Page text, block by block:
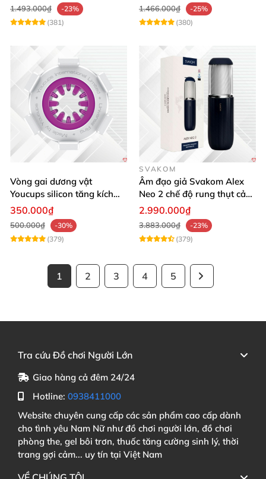
1.493.000₫
-23%
(381)
1.466.000₫
-25%
(380)
Vòng gai dương vật
Youcups silicon tăng kích
thước cực mạnh
350.000₫
500.000₫
-30%
(379)
SVAKOM
Âm đạo giả Svakom Alex
Neo 2 chế độ rung thụt cảm
giác thật
2.990.000₫
3.883.000₫
-23%
(379)
1 2 3 4 5
Tra cứu Đồ chơi Người Lớn
Giao hàng cả đêm 24/24
Hotline: 0938411000
Website chuyên cung cấp các sản phẩm cao cấp dành
cho tình yêu Nam Nữ như đồ chơi người lớn, đồ chơi
phòng the, gel bôi trơn, thuốc tăng cường sinh lý, thời
trang gợi cảm... uy tín tại Việt Nam